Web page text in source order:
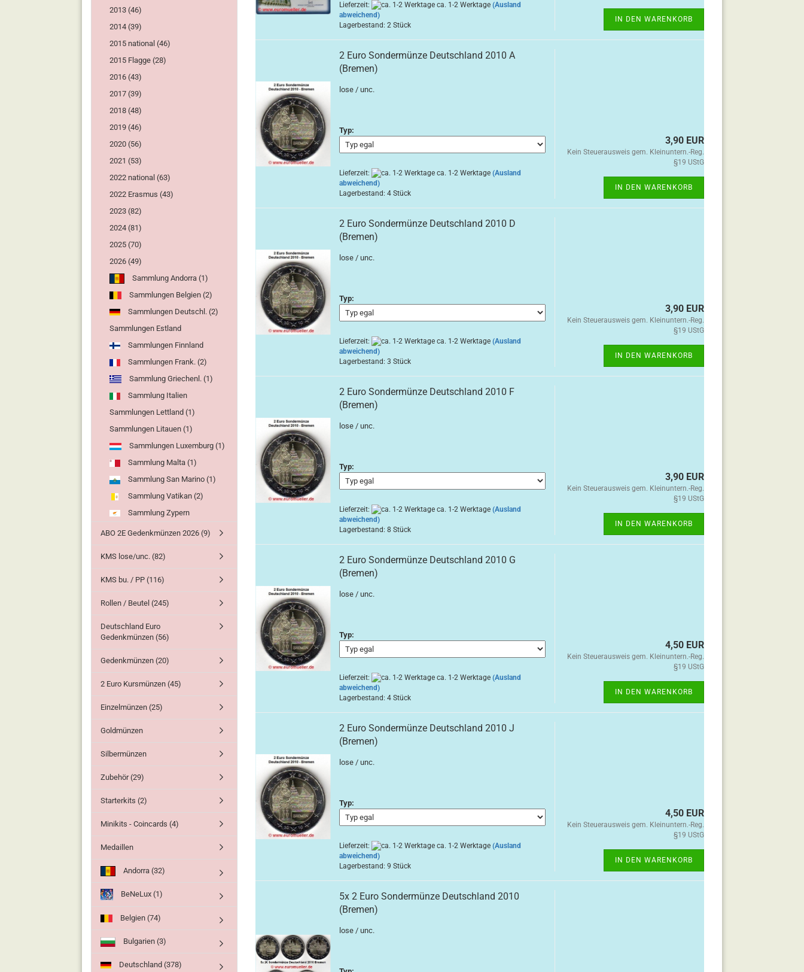
Lieferzeit: ca. 1-2 Werktage (Ausland
abweichend)
Lagerbestand: 2 Stück
IN DEN WARENKORB
2 Euro Sondermünze Deutschland 2010 A
(Bremen)
lose / unc.
Typ:
Lieferzeit: ca. 1-2 Werktage (Ausland
abweichend)
Lagerbestand: 4 Stück
3,90 EUR
Kein Steuerausweis gem. Kleinuntern.-Reg.
§19 UStG
IN DEN WARENKORB
2 Euro Sondermünze Deutschland 2010 D
(Bremen)
lose / unc.
Typ:
Lieferzeit: ca. 1-2 Werktage (Ausland
abweichend)
Lagerbestand: 3 Stück
3,90 EUR
Kein Steuerausweis gem. Kleinuntern.-Reg.
§19 UStG
IN DEN WARENKORB
2 Euro Sondermünze Deutschland 2010 F
(Bremen)
lose / unc.
Typ:
Lieferzeit: ca. 1-2 Werktage (Ausland
abweichend)
Lagerbestand: 8 Stück
3,90 EUR
Kein Steuerausweis gem. Kleinuntern.-Reg.
§19 UStG
IN DEN WARENKORB
2 Euro Sondermünze Deutschland 2010 G
(Bremen)
lose / unc.
Typ:
Lieferzeit: ca. 1-2 Werktage (Ausland
abweichend)
Lagerbestand: 4 Stück
4,50 EUR
Kein Steuerausweis gem. Kleinuntern.-Reg.
§19 UStG
IN DEN WARENKORB
2 Euro Sondermünze Deutschland 2010 J
(Bremen)
lose / unc.
Typ:
Lieferzeit: ca. 1-2 Werktage (Ausland
abweichend)
Lagerbestand: 9 Stück
4,50 EUR
Kein Steuerausweis gem. Kleinuntern.-Reg.
§19 UStG
IN DEN WARENKORB
5x 2 Euro Sondermünze Deutschland 2010
(Bremen)
lose / unc.
2013 (46)
2014 (39)
2015 national (46)
2015 Flagge (28)
2016 (43)
2017 (39)
2018 (48)
2019 (46)
2020 (56)
2021 (53)
2022 national (63)
2022 Erasmus (43)
2023 (82)
2024 (81)
2025 (70)
2026 (49)
Sammlung Andorra (1)
Sammlungen Belgien (2)
Sammlungen Deutschl. (2)
Sammlungen Estland
Sammlungen Finnland
Sammlungen Frank. (2)
Sammlung Griechenl. (1)
Sammlung Italien
Sammlungen Lettland (1)
Sammlungen Litauen (1)
Sammlungen Luxemburg (1)
Sammlung Malta (1)
Sammlung San Marino (1)
Sammlung Vatikan (2)
Sammlung Zypern
ABO 2E Gedenkmünzen 2026 (9)
KMS lose/unc. (82)
KMS bu. / PP (116)
Rollen / Beutel (245)
Deutschland Euro
Gedenkmünzen (56)
Gedenkmünzen (20)
2 Euro Kursmünzen (45)
Einzelmünzen (25)
Goldmünzen
Silbermünzen
Zubehör (29)
Starterkits (2)
Minikits - Coincards (4)
Medaillen
Andorra (32)
BeNeLux (1)
Belgien (74)
Bulgarien (3)
Deutschland (378)